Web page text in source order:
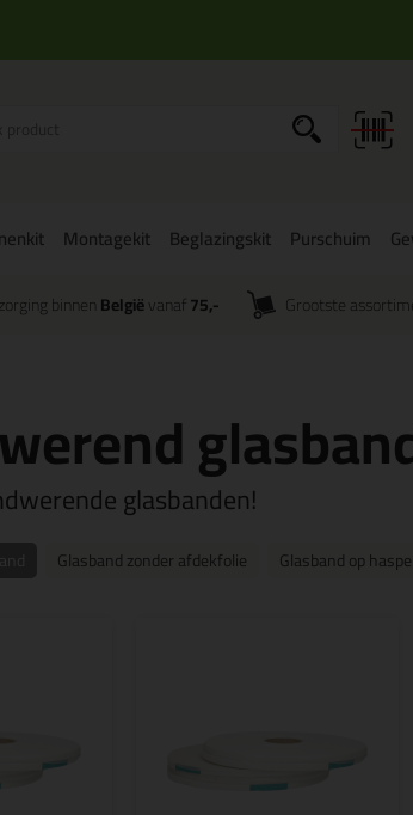
Montagekit Beglazingskit Purschuim
binnenBelgiëvanaf 75,- Grootste
glasbanden!
Glasband zonder afdekfolie Glasband op